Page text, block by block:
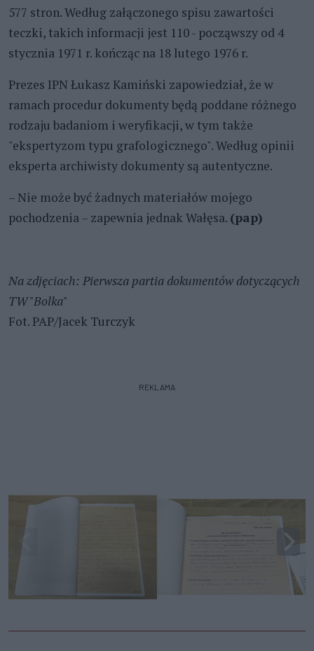
577 stron. Według załączonego spisu zawartości
teczki, takich informacji jest 110 - począwszy od 4
stycznia 1971 r. kończąc na 18 lutego 1976 r.
Prezes IPN Łukasz Kamiński zapowiedział, że w
ramach procedur dokumenty będą poddane różnego
rodzaju badaniom i weryfikacji, w tym także
"ekspertyzom typu grafologicznego". Według opinii
eksperta archiwisty dokumenty są autentyczne.
– Nie może być żadnych materiałów mojego
pochodzenia – zapewnia jednak Wałęsa. (pap)
Na zdjęciach: Pierwsza partia dokumentów dotyczących
TW "Bolka"
Fot. PAP/Jacek Turczyk
REKLAMA